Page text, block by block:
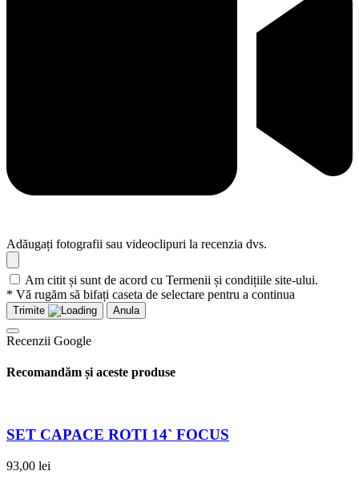
Adăugați fotografii sau videoclipuri la recenzia dvs.
Am citit și sunt de acord cu Termenii și condițiile site-ului.
* Vă rugăm să bifați caseta de selectare pentru a continua
Trimite Anula
Recenzii Google
Recomandăm și aceste produse
SET CAPACE ROTI 14` FOCUS
93,00 lei